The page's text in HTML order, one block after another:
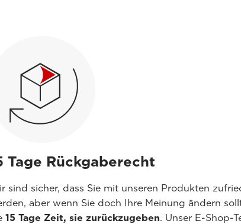
Tage Rückgaberecht
sind sicher, dass Sie mit unseren Produkten
aber wenn Sie doch Ihre Meinung ändern
15 Tage Zeit, sie zurückzugeben. Unser E-Shop-